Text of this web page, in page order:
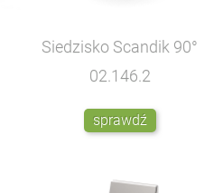
Siedzisko Scandik 90°
02.146.2
sprawdź